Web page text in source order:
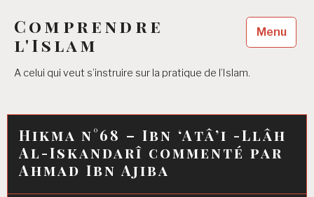
contenu
principal
Comprendre
l'Islam
A celui qui veut s’instruire sur la pratique de l’Islam.
Menu
Hikma n°68 – Ibn ‘Atâ’i -Llâh
Al-Iskandarî commenté par
Ahmad Ibn Ajiba